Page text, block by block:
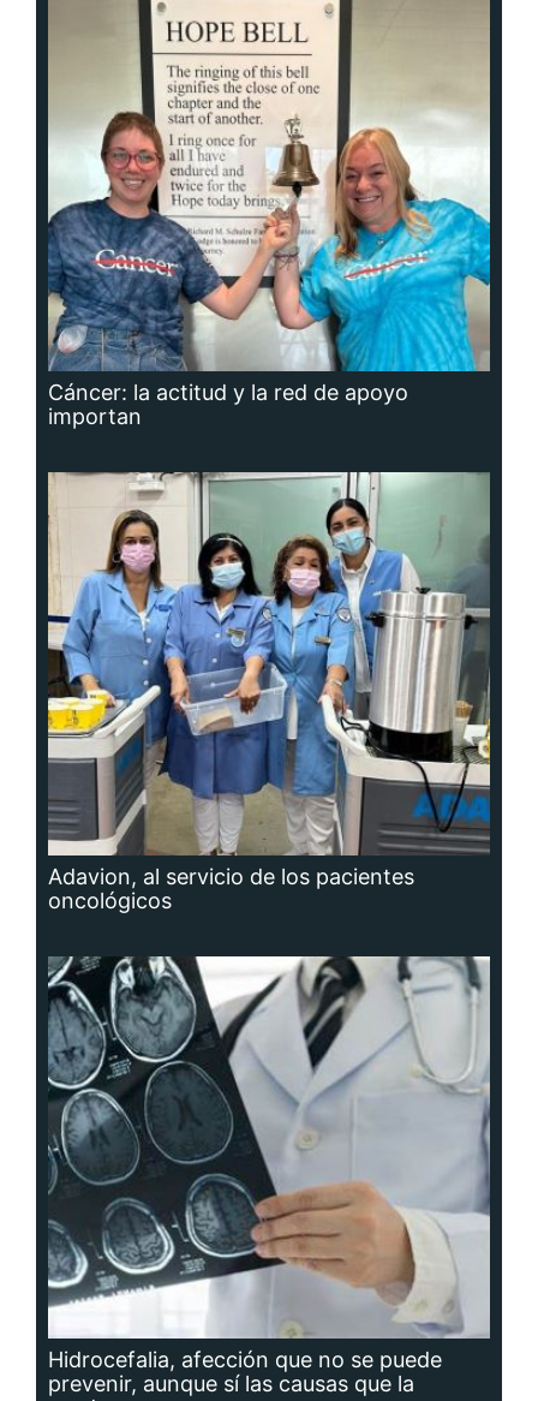
Cáncer: la actitud y la red de apoyo
importan
Adavion, al servicio de los pacientes
oncológicos
Hidrocefalia, afección que no se puede
prevenir, aunque sí las causas que la